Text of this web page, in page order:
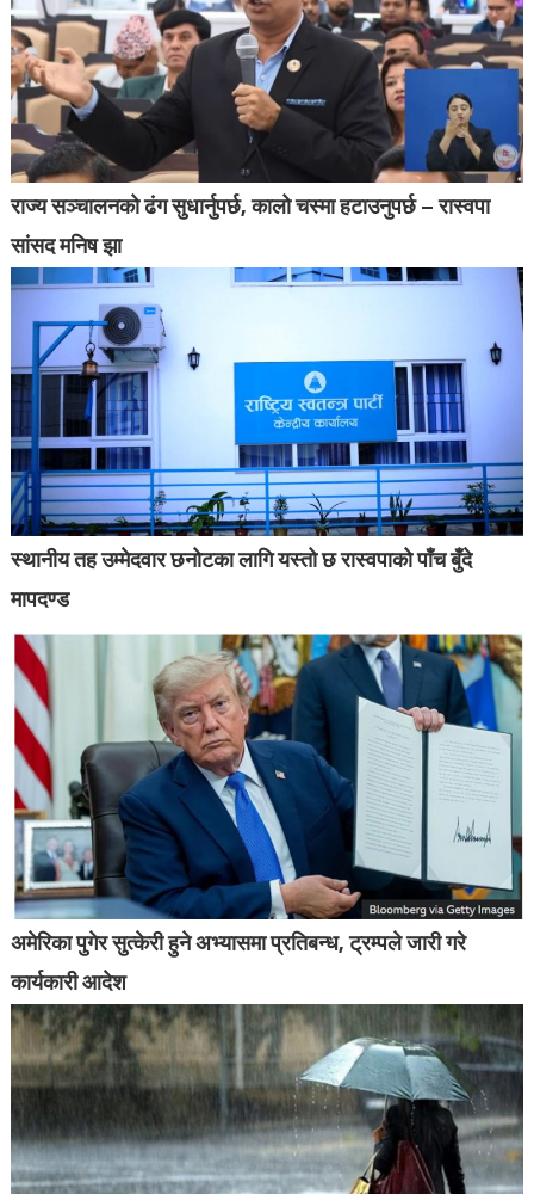
राज्य सञ्चालनको ढंग सुधार्नुपर्छ, कालो चस्मा हटाउनुपर्छ – रास्वपा
सांसद मनिष झा
स्थानीय तह उम्मेदवार छनोटका लागि यस्तो छ रास्वपाको पाँच बुँदे
मापदण्ड
अमेरिका पुगेर सुत्केरी हुने अभ्यासमा प्रतिबन्ध, ट्रम्पले जारी गरे
कार्यकारी आदेश